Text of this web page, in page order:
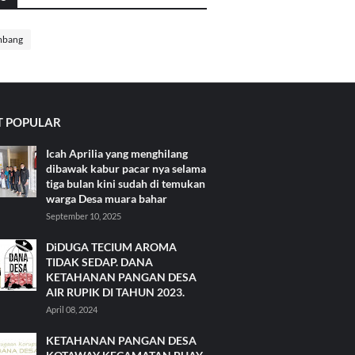
POPULAR
Icah Aprilia yang menghilang
dibawak kabur pacar nya selama
tiga bulan kini sudah di temukan
warga Desa muara bahar
September 10, 2025
DiDUGA TECIUM AROMA
TIDAK SEDAP. DANA
KETAHANAN PANGAN DESA
AIR RUPIK DI TAHUN 2023.
April 08, 2024
KETAHANAN PANGAN DESA